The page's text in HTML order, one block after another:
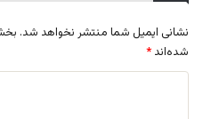
نشانی ایمیل شما منتشر نخواهد شد.
شده‌اند *